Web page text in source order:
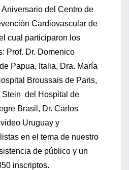
del Centro de
Cardiovascular de
cual participaron los
Prof. Dr. Domenico
Papua, Italia, Dra. María
Broussais de Paris,
Stein del Hospital de
Brasil, Dr. Carlos
Uruguay y
en el tema de nuestro
de público y un
inscriptos.